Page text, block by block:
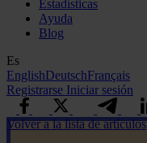
Estadísticas
Ayuda
Blog
Es
EnglishDeutschFrançais
Registrarse Iniciar sesión
Volver a la lista de artículos